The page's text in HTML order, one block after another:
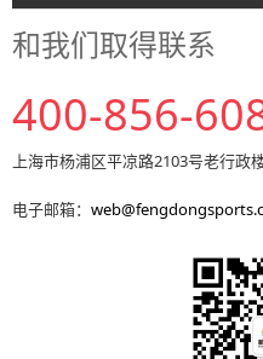
和我们取得联系
400-856-
上海市杨浦区平凉路2103号老行政
电子邮箱：